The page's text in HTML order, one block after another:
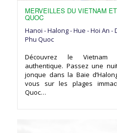
MERVEILLES DU VIETNAM
QUOC
Hanoi - Halong - Hue - Hoi An -
Phu Quoc
Découvrez le Vietnam
authentique. Passez une
jonque dans la Baie
vous sur les plages
Quoc…